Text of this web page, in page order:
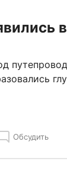
Обсудить